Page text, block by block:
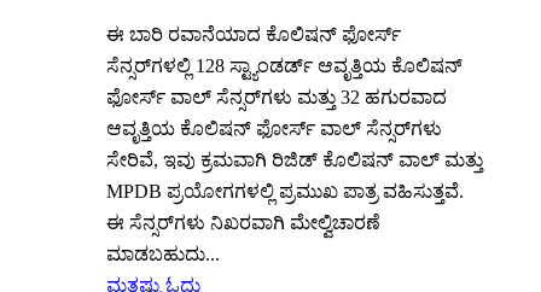
ಈ ಬಾರಿ ರವಾನೆಯಾದ ಕೊಲಿಷನ್ ಫೋರ್ಸ್
ಸೆನ್ಸರ್‌ಗಳಲ್ಲಿ 128 ಸ್ಟ್ಯಾಂಡರ್ಡ್ ಆವೃತ್ತಿಯ ಕೊಲಿಷನ್
ಫೋರ್ಸ್ ವಾಲ್ ಸೆನ್ಸರ್‌ಗಳು ಮತ್ತು 32 ಹಗುರವಾದ
ಆವೃತ್ತಿಯ ಕೊಲಿಷನ್ ಫೋರ್ಸ್ ವಾಲ್ ಸೆನ್ಸರ್‌ಗಳು
ಸೇರಿವೆ, ಇವು ಕ್ರಮವಾಗಿ ರಿಜಿಡ್ ಕೊಲಿಷನ್ ವಾಲ್ ಮತ್ತು
MPDB ಪ್ರಯೋಗಗಳಲ್ಲಿ ಪ್ರಮುಖ ಪಾತ್ರ ವಹಿಸುತ್ತವೆ.
ಈ ಸೆನ್ಸರ್‌ಗಳು ನಿಖರವಾಗಿ ಮೇಲ್ವಿಚಾರಣೆ
ಮಾಡಬಹುದು...
ಮತ್ತಷ್ಟು ಓದು